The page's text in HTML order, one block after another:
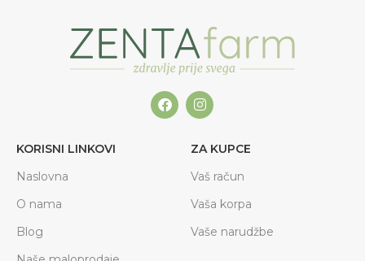
KORISNI LINKOVI
Naslovna
O nama
Blog
ZA KUPCE
Vaš račun
Vaša korpa
Vaše narudžbe